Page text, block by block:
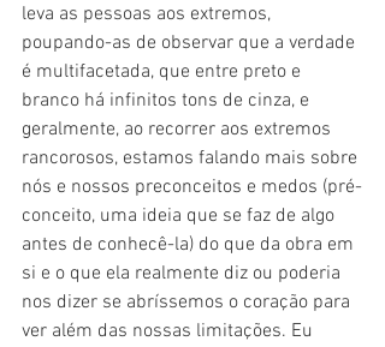
leva as pessoas aos extremos,
poupando-as de observar que a verdade
é multifacetada, que entre preto e
branco há infinitos tons de cinza, e
geralmente, ao recorrer aos extremos
rancorosos, estamos falando mais sobre
nós e nossos preconceitos e medos (pré-
conceito, uma ideia que se faz de algo
antes de conhecê-la) do que da obra em
si e o que ela realmente diz ou poderia
nos dizer se abríssemos o coração para
ver além das nossas limitações. Eu